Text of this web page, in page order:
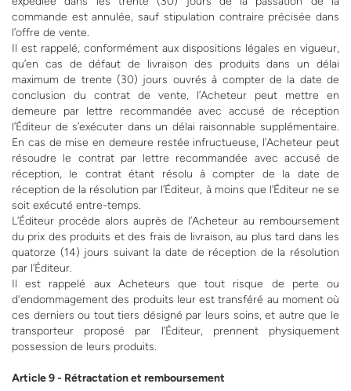
commande est annulée, sauf stipulation contraire précisée dans
l’offre de vente.
Il est rappelé, conformément aux dispositions légales en vigueur,
qu’en cas de défaut de livraison des produits dans un délai
maximum de trente (30) jours ouvrés à compter de la date de
conclusion du contrat de vente, l’Acheteur peut mettre en
demeure par lettre recommandée avec accusé de réception
l’Éditeur de s’exécuter dans un délai raisonnable supplémentaire.
En cas de mise en demeure restée infructueuse, l’Acheteur peut
résoudre le contrat par lettre recommandée avec accusé de
réception, le contrat étant résolu à compter de la date de
réception de la résolution par l’Éditeur, à moins que l’Éditeur ne se
soit exécuté entre-temps.
L’Éditeur procède alors auprès de l’Acheteur au remboursement
du prix des produits et des frais de livraison, au plus tard dans les
quatorze (14) jours suivant la date de réception de la résolution
par l’Éditeur.
Il est rappelé aux Acheteurs que tout risque de perte ou
d'endommagement des produits leur est transféré au moment où
ces derniers ou tout tiers désigné par leurs soins, et autre que le
transporteur proposé par l’Éditeur, prennent physiquement
possession de leurs produits.
Article 9 - Rétractation et remboursement